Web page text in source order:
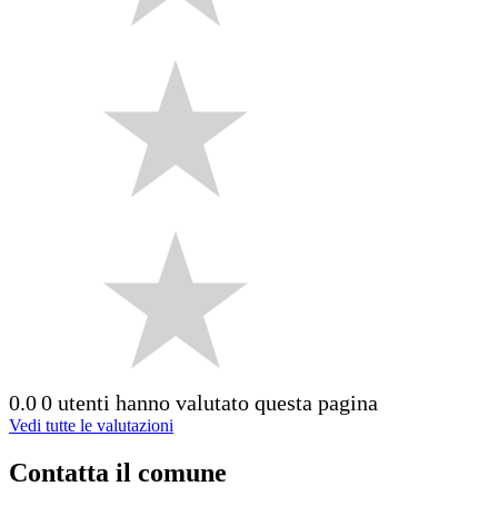
0.00 utenti hanno valutato questa pagina
Vedi tutte le valutazioni
Contatta il comune